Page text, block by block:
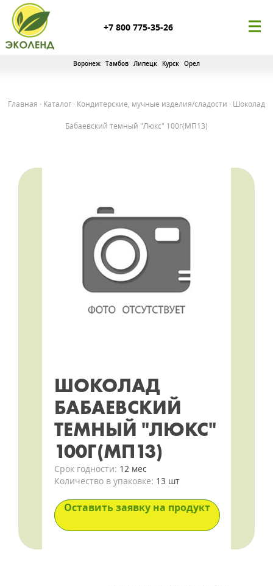
+7 800 775-35-26
Воронеж Тамбов Липецк Курск Орел
Главная · Каталог · Кондитерские, мучные изделия/сладости · Шоколад
Бабаевский темный "Люкс" 100г(МП13)
ШОКОЛАД
БАБАЕВСКИЙ
ТЕМНЫЙ "ЛЮКС"
100Г(МП13)
Срок годности: 12 мес
Количество в упаковке: 13 шт
Оставить заявку на продукт